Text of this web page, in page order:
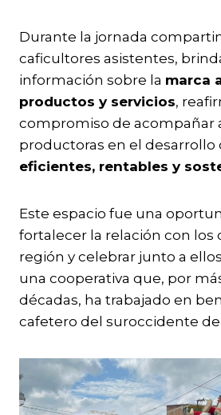
Durante la jornada
caficultores asistentes,
información sobre la marca
productos y servicios,
compromiso de acompañar
productoras en el desarrollo
eficientes, rentables y
Este espacio fue una
fortalecer la relación con los
región y celebrar junto a
una cooperativa que, por
décadas, ha trabajado en
cafetero del suroccidente